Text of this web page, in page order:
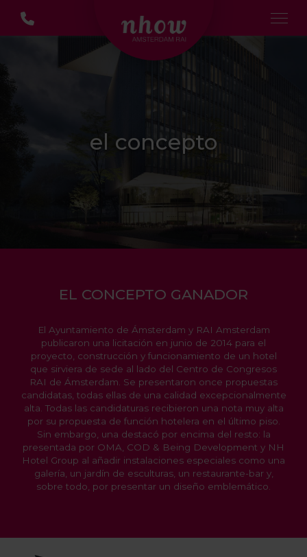
el concepto
EL CONCEPTO GANADOR
El Ayuntamiento de Ámsterdam y RAI Amsterdam
publicaron una licitación en junio de 2014 para el
proyecto, construcción y funcionamiento de un hotel
que sirviera de sede al lado del Centro de Congresos
RAI de Ámsterdam. Se presentaron once propuestas
candidatas, todas ellas de una calidad excepcionalmente
alta. Todas las candidaturas recibieron una nota muy alta
por su propuesta de función hotelera en el último piso.
Sin embargo, una destacó por encima del resto: la
presentada por OMA, COD & Being Development y NH
Hotel Group al añadir instalaciones especiales como una
galería, un jardín de esculturas, un restaurante-bar y,
sobre todo, por presentar un diseño emblemático.